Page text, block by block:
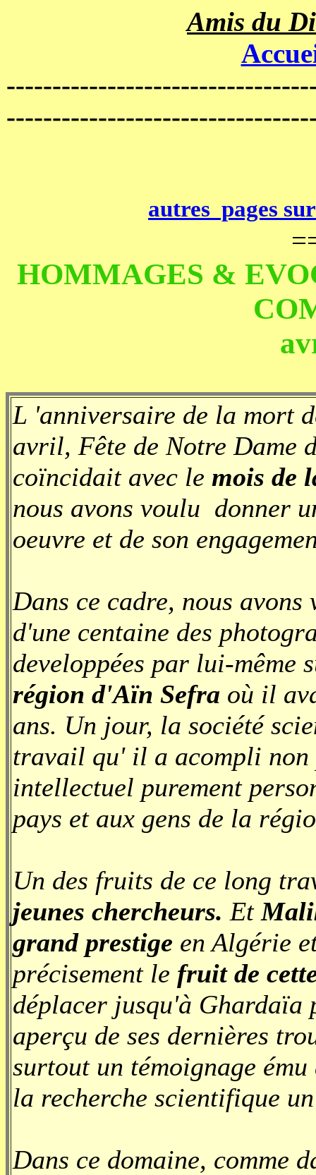
Amis du
autres pages
HOMMAGES &
L 'anniversaire de la mort
avril, Fête de Notre Dame
coïncidait avec le mois de
nous avons voulu donner
oeuvre et de son
Dans ce cadre, nous
d'une centaine des
developpées par lui-même
région d'Aïn Sefra où il
ans. Un jour, la société
travail qu' il a acompli
intellectuel purement
pays et aux gens de la
Un des fruits de ce long
jeunes chercheurs. Et
grand prestige en Algérie
précisement le fruit de
déplacer jusqu'à Ghardaïa
aperçu de ses dernières
surtout un témoignage
la recherche scientifique
Dans ce domaine, comme